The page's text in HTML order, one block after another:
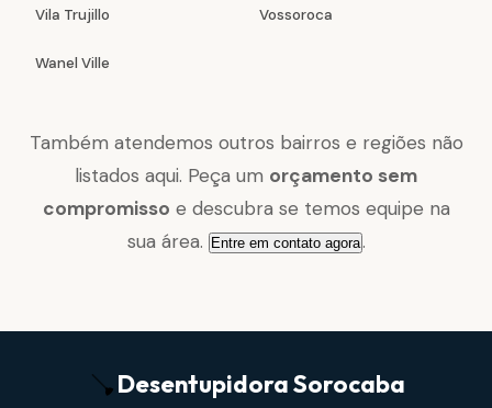
Vila Trujillo Vossoroca
Wanel Ville
Também atendemos outros bairros e regiões não
listados aqui. Peça um orçamento sem
compromisso e descubra se temos equipe na
sua área. Entre em contato agora.
DesentupidoraSorocaba